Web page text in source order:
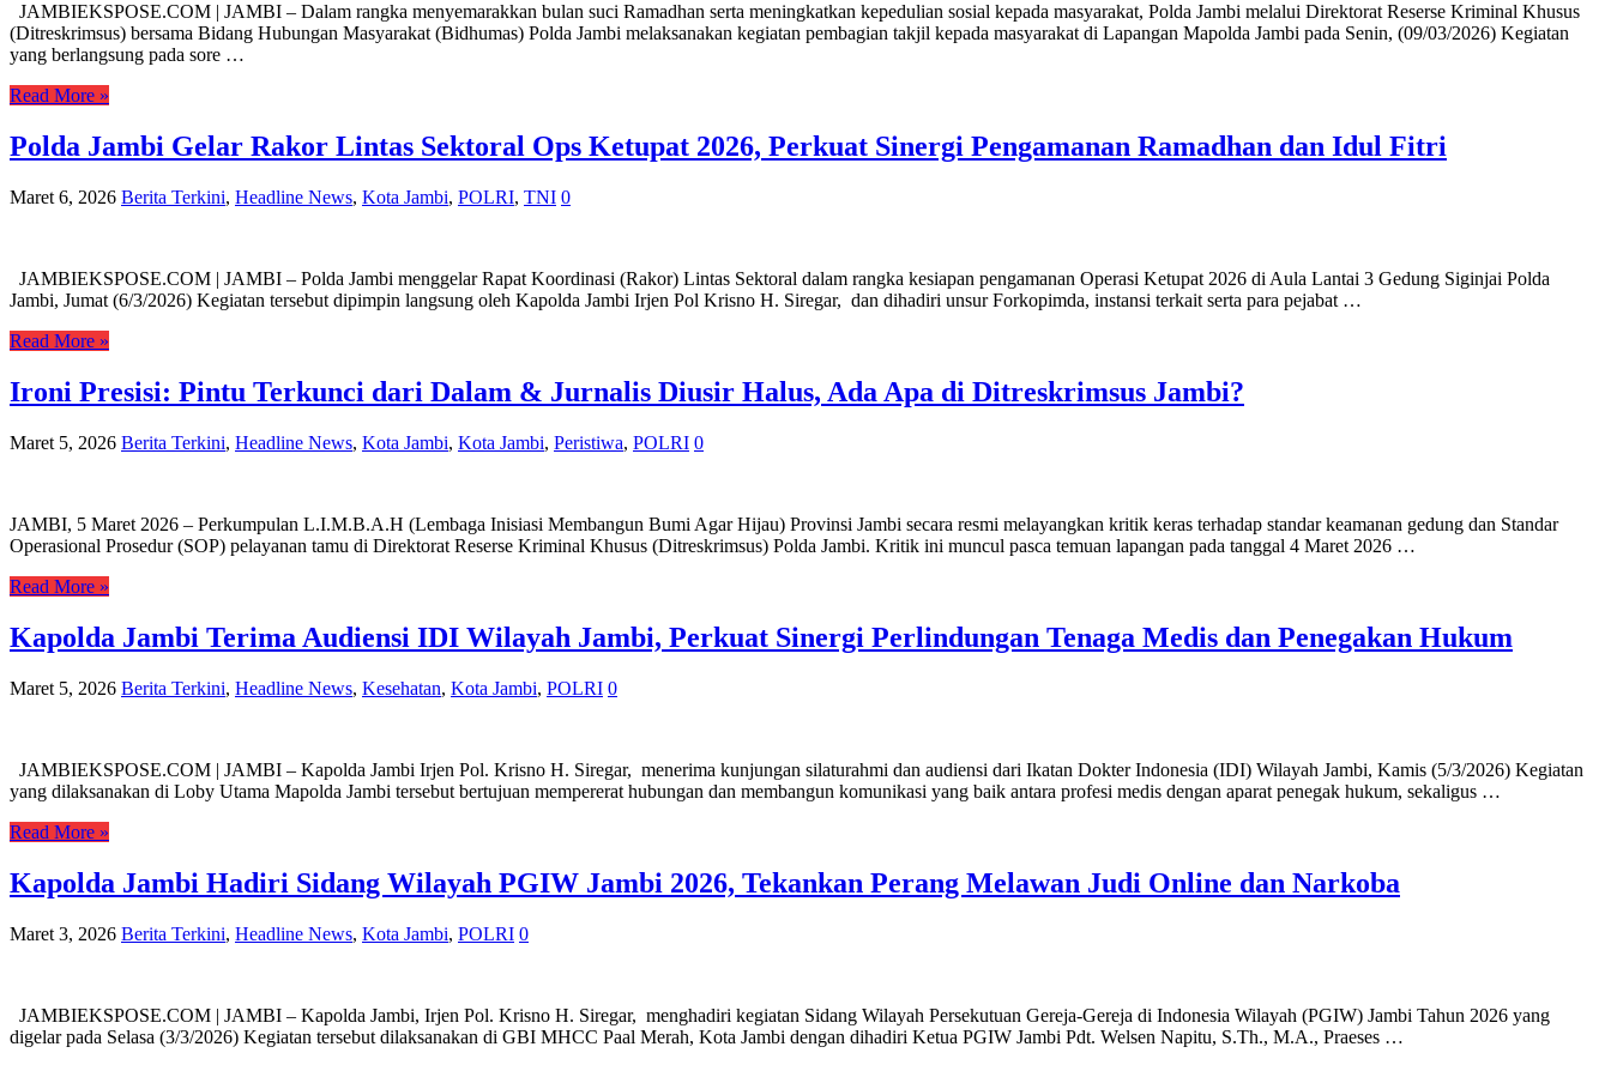
JAMBIEKSPOSE.COM | JAMBI – Dalam rangka menyemarakkan bulan suci Ramadhan serta meningkatkan kepedulian sosial kepada masyarakat, Polda Jambi melalui Direktorat Reserse Kriminal Khusus
(Ditreskrimsus) bersama Bidang Hubungan Masyarakat (Bidhumas) Polda Jambi melaksanakan kegiatan pembagian takjil kepada masyarakat di Lapangan Mapolda Jambi pada Senin, (09/03/2026) Kegiatan
yang berlangsung pada sore …
Read More »
Polda Jambi Gelar Rakor Lintas Sektoral Ops Ketupat 2026, Perkuat Sinergi Pengamanan Ramadhan dan Idul Fitri
Maret 6, 2026 Berita Terkini, Headline News, Kota Jambi, POLRI, TNI 0
JAMBIEKSPOSE.COM | JAMBI – Polda Jambi menggelar Rapat Koordinasi (Rakor) Lintas Sektoral dalam rangka kesiapan pengamanan Operasi Ketupat 2026 di Aula Lantai 3 Gedung Siginjai Polda
Jambi, Jumat (6/3/2026) Kegiatan tersebut dipimpin langsung oleh Kapolda Jambi Irjen Pol Krisno H. Siregar, dan dihadiri unsur Forkopimda, instansi terkait serta para pejabat …
Read More »
Ironi Presisi: Pintu Terkunci dari Dalam & Jurnalis Diusir Halus, Ada Apa di Ditreskrimsus Jambi?
Maret 5, 2026 Berita Terkini, Headline News, Kota Jambi, Kota Jambi, Peristiwa, POLRI 0
JAMBI, 5 Maret 2026 – Perkumpulan L.I.M.B.A.H (Lembaga Inisiasi Membangun Bumi Agar Hijau) Provinsi Jambi secara resmi melayangkan kritik keras terhadap standar keamanan gedung dan Standar
Operasional Prosedur (SOP) pelayanan tamu di Direktorat Reserse Kriminal Khusus (Ditreskrimsus) Polda Jambi. Kritik ini muncul pasca temuan lapangan pada tanggal 4 Maret 2026 …
Read More »
Kapolda Jambi Terima Audiensi IDI Wilayah Jambi, Perkuat Sinergi Perlindungan Tenaga Medis dan Penegakan Hukum
Maret 5, 2026 Berita Terkini, Headline News, Kesehatan, Kota Jambi, POLRI 0
JAMBIEKSPOSE.COM | JAMBI – Kapolda Jambi Irjen Pol. Krisno H. Siregar, menerima kunjungan silaturahmi dan audiensi dari Ikatan Dokter Indonesia (IDI) Wilayah Jambi, Kamis (5/3/2026) Kegiatan
yang dilaksanakan di Loby Utama Mapolda Jambi tersebut bertujuan mempererat hubungan dan membangun komunikasi yang baik antara profesi medis dengan aparat penegak hukum, sekaligus …
Read More »
Kapolda Jambi Hadiri Sidang Wilayah PGIW Jambi 2026, Tekankan Perang Melawan Judi Online dan Narkoba
Maret 3, 2026 Berita Terkini, Headline News, Kota Jambi, POLRI 0
JAMBIEKSPOSE.COM | JAMBI – Kapolda Jambi, Irjen Pol. Krisno H. Siregar, menghadiri kegiatan Sidang Wilayah Persekutuan Gereja-Gereja di Indonesia Wilayah (PGIW) Jambi Tahun 2026 yang
digelar pada Selasa (3/3/2026) Kegiatan tersebut dilaksanakan di GBI MHCC Paal Merah, Kota Jambi dengan dihadiri Ketua PGIW Jambi Pdt. Welsen Napitu, S.Th., M.A., Praeses …